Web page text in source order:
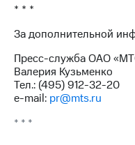
деловая этика
* * *
За дополнительной
Пресс-служба ОАО
Валерия Кузьменко
Тел.: (495) 912-32-20
e-mail: pr@mts.ru
* * *